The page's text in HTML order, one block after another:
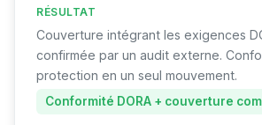
RÉSULTAT
Couverture intégrant les exigences
confirmée par un audit externe.
protection en un seul mouvement.
Conformité DORA + couverture